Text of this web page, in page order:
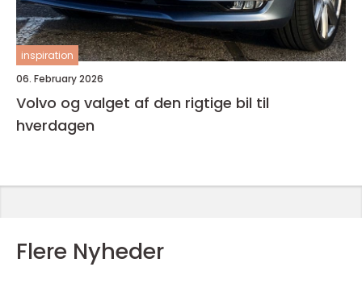
inspiration
06. February 2026
Volvo og valget af den rigtige bil til
hverdagen
Flere Nyheder